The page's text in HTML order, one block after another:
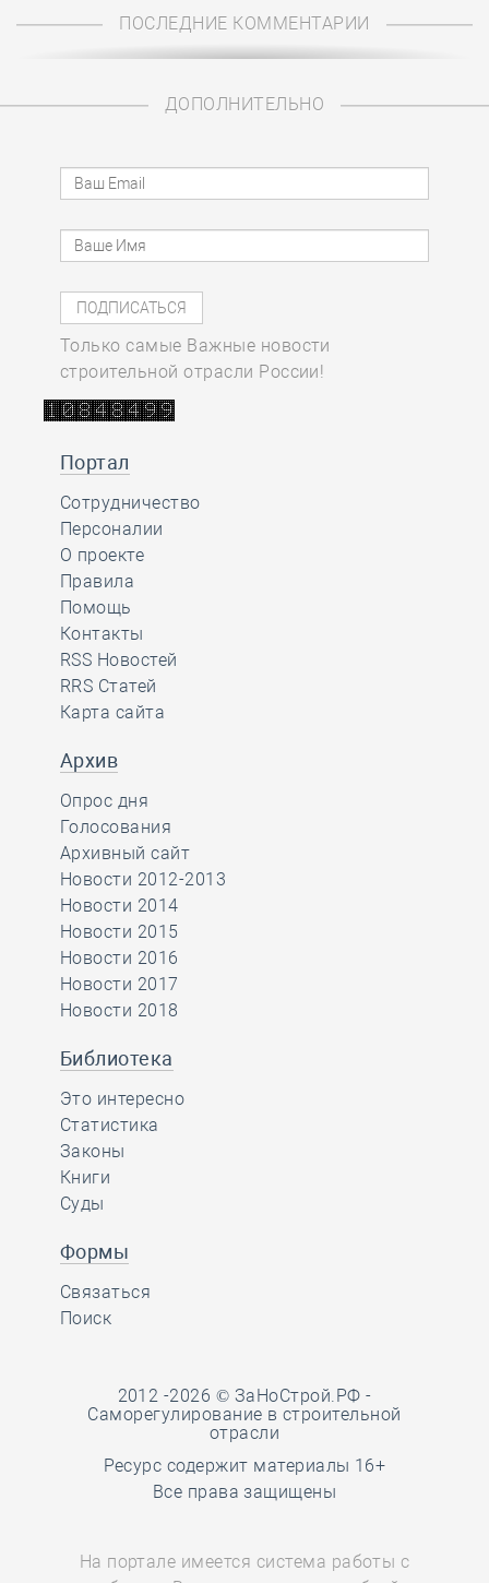
ПОСЛЕДНИЕ КОММЕНТАРИИ
ДОПОЛНИТЕЛЬНО
Только самые Важные новости
строительной отрасли России!
Портал
Сотрудничество
Персоналии
О проекте
Правила
Помощь
Контакты
RSS Новостей
RRS Статей
Карта сайта
Архив
Опрос дня
Голосования
Архивный сайт
Новости 2012-2013
Новости 2014
Новости 2015
Новости 2016
Новости 2017
Новости 2018
Библиотека
Это интересно
Статистика
Законы
Книги
Суды
Формы
Связаться
Поиск
2012 -2026 © ЗаНоСтрой.РФ -
Саморегулирование в строительной
отрасли
Ресурс содержит материалы 16+
Все права защищены
На портале имеется система работы с